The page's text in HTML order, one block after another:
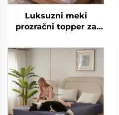
Luksuzni meki
prozračni topper za
čuvelac za madrac